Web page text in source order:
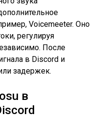
Voicemeeter. Оно
регулируя
После
в Discord и
задержек.
в